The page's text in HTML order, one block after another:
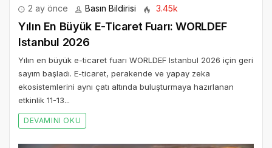
2 ay önce Basın Bildirisi 3.45k
Yılın En Büyük E-Ticaret Fuarı: WORLDEF
Istanbul 2026
Yılın en büyük e-ticaret fuarı WORLDEF Istanbul 2026 için geri
sayım başladı. E-ticaret, perakende ve yapay zeka
ekosistemlerini aynı çatı altında buluşturmaya hazırlanan
etkinlik 11-13...
DEVAMINI OKU